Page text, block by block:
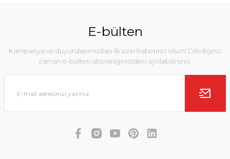
E-bülten
Kampanya ve duyurularımızdan ilk sizin haberiniz olsun! Dilediğiniz
zaman e-bülten aboneliğimizden ayrılabilirsiniz.